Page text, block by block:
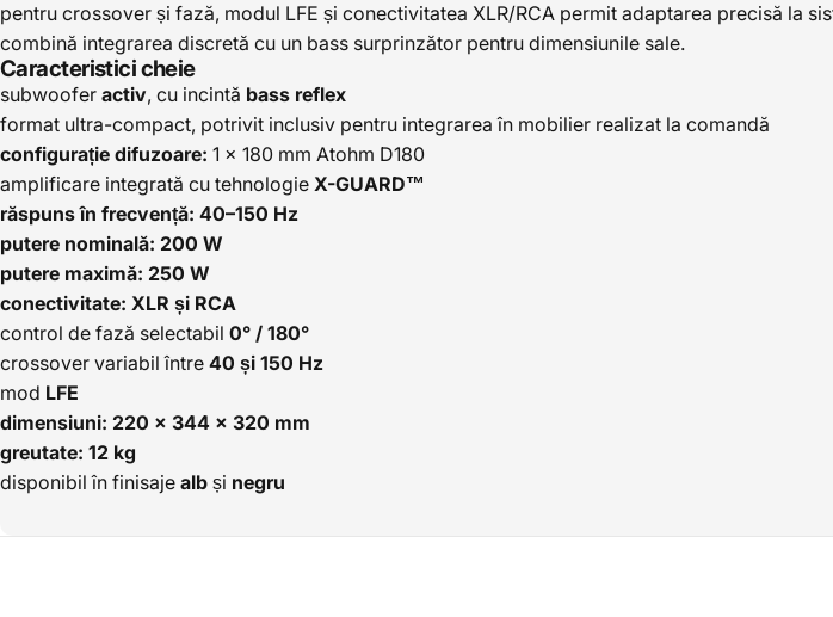
pentru crossover și fază, modul LFE și conectivitatea XLR/RCA permit adaptarea precisă la
combină integrarea discretă cu un bass surprinzător pentru dimensiunile sale.
Caracteristici cheie
subwoofer activ, cu incintă bass reflex
format ultra-compact, potrivit inclusiv pentru integrarea în mobilier realizat la comandă
configurație difuzoare: 1 × 180 mm Atohm D180
amplificare integrată cu tehnologie X-GUARD™
răspuns în frecvență: 40–150 Hz
putere nominală: 200 W
putere maximă: 250 W
conectivitate: XLR și RCA
control de fază selectabil 0° / 180°
crossover variabil între 40 și 150 Hz
mod LFE
dimensiuni: 220 × 344 × 320 mm
greutate: 12 kg
disponibil în finisaje alb și negru